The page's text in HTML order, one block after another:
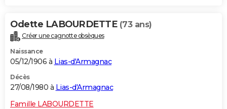
Odette LABOURDETTE (73 ans)
Créer une cagnotte obsèques
Naissance
05/12/1906 à Lias-d'Armagnac
Décès
27/08/1980 à Lias-d'Armagnac
Famille LABOURDETTE